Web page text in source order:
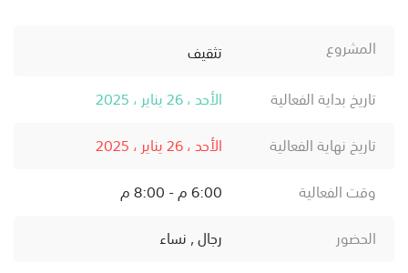
المشروع
تثقيف
تاريخ بداية الفعالية
الأحد ، 26 يناير ، 2025
تاريخ نهاية الفعالية
الأحد ، 26 يناير ، 2025
وقت الفعالية
6:00 م - 8:00 م
الحضور
رجال , نساء